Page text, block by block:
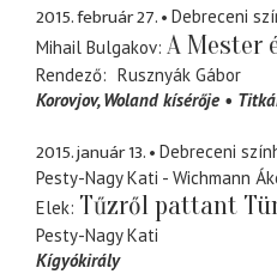
2015. február 27.
Debreceni
Mihail Bulgakov A Mester
Rendező
Rusznyák Gábor
Korovjov Woland kísérője
2015. január 13.
Debreceni
Pesty-Nagy Kati - Wichmann
Elek Tűzről pattant
Pesty-Nagy Kati
Kígyókirály